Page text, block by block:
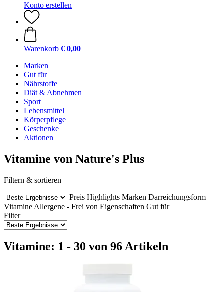
Konto erstellen
Warenkorb € 0,00
Marken
Gut für
Nährstoffe
Diät & Abnehmen
Sport
Lebensmittel
Körperpflege
Geschenke
Aktionen
Vitamine von Nature's Plus
Filtern & sortieren
Preis Highlights Marken Darreichungsform
Vitamine Allergene - Frei von Eigenschaften Gut für
Filter
Vitamine: 1 - 30 von 96 Artikeln